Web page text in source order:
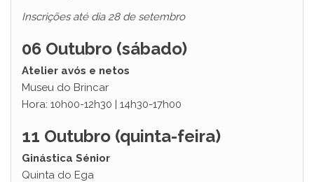
Inscrições até dia 28 de setembro
06 Outubro (sábado)
Atelier avós e netos
Museu do Brincar
Hora: 10h00-12h30 | 14h30-17h00
11 Outubro (quinta-feira)
Ginástica Sénior
Quinta do Ega